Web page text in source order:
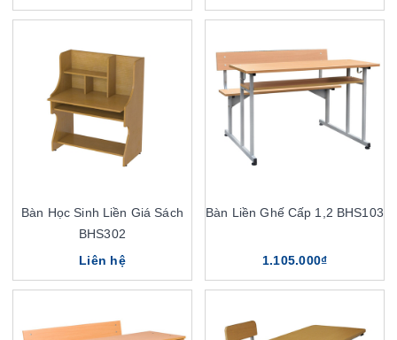
Bàn Học Sinh Liền Giá Sách
BHS302
Liên hệ
Bàn Liền Ghế Cấp 1,2 BHS103
1.105.000₫